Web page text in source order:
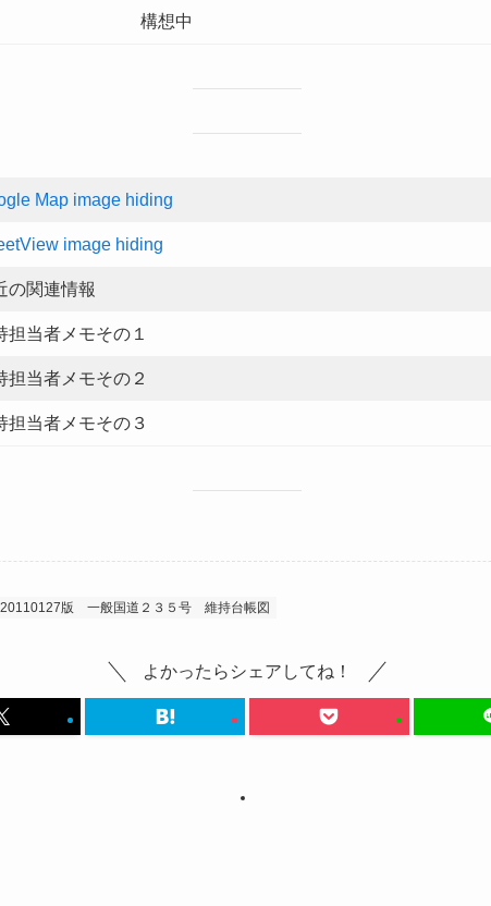
構想中
Map image hiding
image hiding
の関連情報
担当者メモその１
担当者メモその２
担当者メモその３
20110127版 一般国道２３５号 維持台帳図
よかったらシェアしてね！